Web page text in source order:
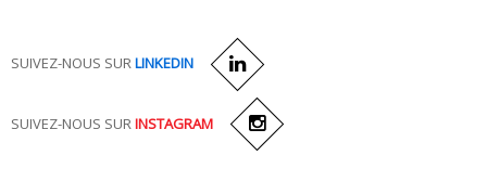
SUIVEZ-NOUS SURLINKEDIN
SUIVEZ-NOUS SURINSTAGRAM